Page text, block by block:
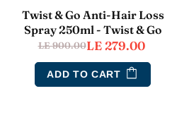
Twist & Go Anti-Hair Loss
Spray 250ml - Twist & Go
LE 900.00LE 279.00
ADD TO CART